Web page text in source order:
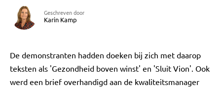
Geschreven door
Karin Kamp
De demonstranten hadden doeken bij zich met daarop
teksten als 'Gezondheid boven winst' en 'Sluit Vion'. Ook
werd een brief overhandigd aan de kwaliteitsmanager